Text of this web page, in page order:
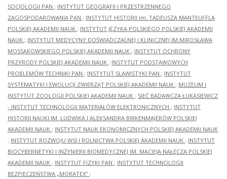
SOCJOLOGII PAN ; INSTYTUT GEOGRAFII I PRZESTRZENNEGO
ZAGOSPODAROWANIA PAN ; INSTYTUT HISTORII im. TADEUSZA MANTEUFFLA
POLSKIEJ AKADEMII NAUK ; INSTYTUT JĘZYKA POLSKIEGO POLSKIEJ AKADEMII
NAUK ; INSTYTUT MEDYCYNY DOŚWIADCZALNEJ I KLINICZNEJ IM.MIROSŁAWA
MOSSAKOWSKIEGO POLSKIEJ AKADEMII NAUK ; INSTYTUT OCHRONY
PRZYRODY POLSKIEJ AKADEMII NAUK ; INSTYTUT PODSTAWOWYCH
PROBLEMÓW TECHNIKI PAN ; INSTYTUT SLAWISTYKI PAN ; INSTYTUT
SYSTEMATYKI I EWOLUCJI ZWIERZĄT POLSKIEJ AKADEMII NAUK ; MUZEUM I
INSTYTUT ZOOLOGII POLSKIEJ AKADEMII NAUK ; SIEĆ BADAWCZA ŁUKASIEWICZ
- INSTYTUT TECHNOLOGII MATERIAŁÓW ELEKTRONICZNYCH ; INSTYTUT
HISTORII NAUKI IM. LUDWIKA I ALEKSANDRA BIRKENMAJERÓW POLSKIEJ
AKADEMII NAUK ; INSTYTUT NAUK EKONOMICZNYCH POLSKIEJ AKADEMII NAUK
; INSTYTUT ROZWOJU WSI I ROLNICTWA POLSKIEJ AKADEMII NAUK ; INSTYTUT
BIOCYBERNETYKI I INŻYNIERII BIOMEDYCZNEJ IM. MACIEJA NAŁĘCZA POLSKIEJ
AKADEMII NAUK ; INSTYTUT FIZYKI PAN ; INSTYTUT TECHNOLOGII
BEZPIECZEŃSTWA „MORATEX” ;